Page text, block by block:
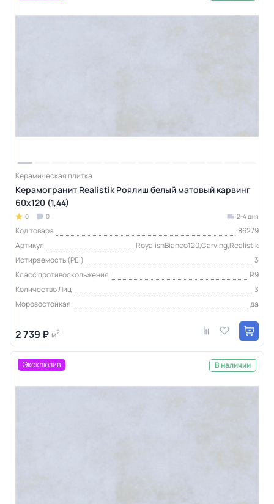
Керамическая плитка
Керамогранит Realistik Роялиш белый матовый карвинг
60x120 (1,44)
0 0 2-4 дня
Код товара
86279
Артикул
RoyalishBianco120,Carving,Realistik
Истираемость (PEI)
3
Класс противоскольжения
R9
Количество Лиц
3
Морозостойкая
да
2 739 ₽ м2
Эксклюзив В наличии